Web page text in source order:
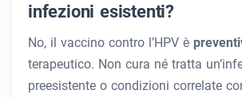
infezioni esistenti?
No, il vaccino contro l’HPV è
terapeutico. Non cura né tratta
preesistente o condizioni correlate